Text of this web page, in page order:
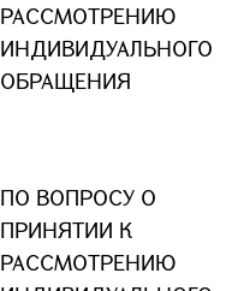
РАССМОТРЕНИЮ
ИНДИВИДУАЛЬНОГО
ОБРАЩЕНИЯ
ПО ВОПРОСУ О
ПРИНЯТИИ К
РАССМОТРЕНИЮ